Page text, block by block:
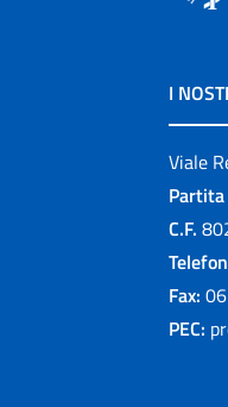
I
Viale
Partita
C.F.
Fax:
PEC: